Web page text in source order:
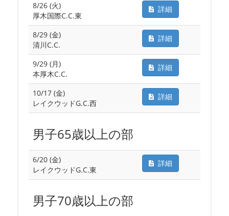
8/26 (火)
厚木国際C.C.東
詳細
8/29 (金)
清川C.C.
詳細
9/29 (月)
本厚木C.C.
詳細
10/17 (金)
レイクウッドG.C.西
詳細
男子65歳以上の部
6/20 (金)
レイクウッドG.C.東
詳細
男子70歳以上の部